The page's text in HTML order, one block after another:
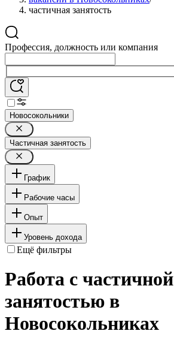
частичная занятость
Профессия, должность или компания
Новосокольники
Частичная занятость
График
Рабочие часы
Опыт
Уровень дохода
Ещё фильтры
Работа с частичной
занятостью в
Новосокольниках